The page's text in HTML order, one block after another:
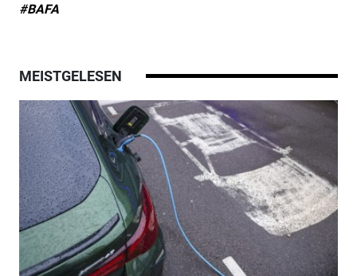
#BAFA
MEISTGELESEN